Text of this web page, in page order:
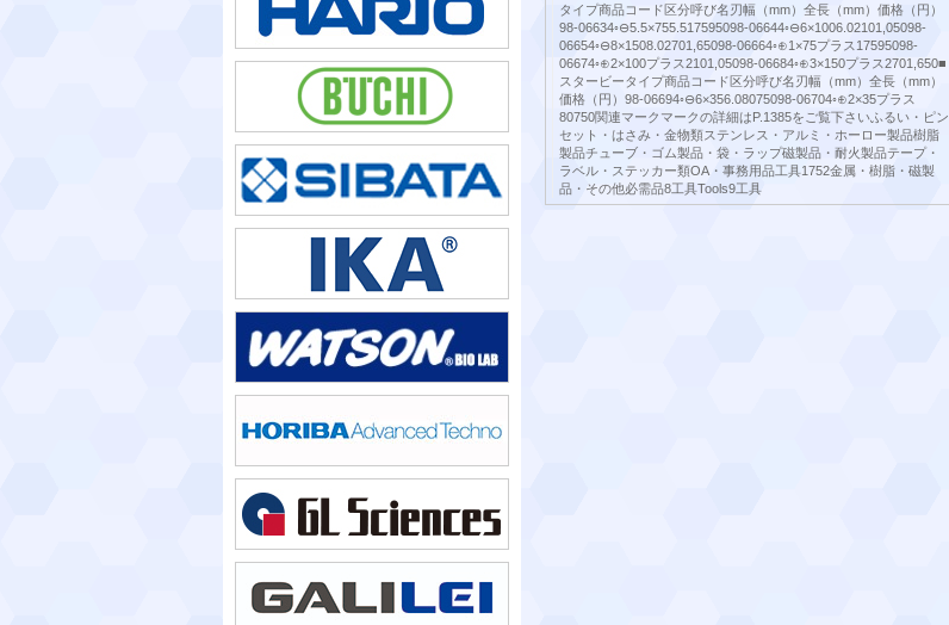
タイプ商品コード区分呼び名刃幅（mm）全長（mm）価格（円）
98-06634◦⊖5.5×755.517595098-06644◦⊖6×1006.02101,05098-
06654◦⊖8×1508.02701,65098-06664◦⊕1×75プラス17595098-
06674◦⊕2×100プラス2101,05098-06684◦⊕3×150プラス2701,650■
スタービータイプ商品コード区分呼び名刃幅（mm）全長（mm）
価格（円）98-06694◦⊖6×356.08075098-06704◦⊕2×35プラス
80750関連マークマークの詳細はP.1385をご覧下さいふるい・ピン
セット・はさみ・金物類ステンレス・アルミ・ホーロー製品樹脂
製品チューブ・ゴム製品・袋・ラップ磁製品・耐火製品テープ・
ラベル・ステッカー類OA・事務用品工具1752金属・樹脂・磁製
品・その他必需品8工具Tools9工具